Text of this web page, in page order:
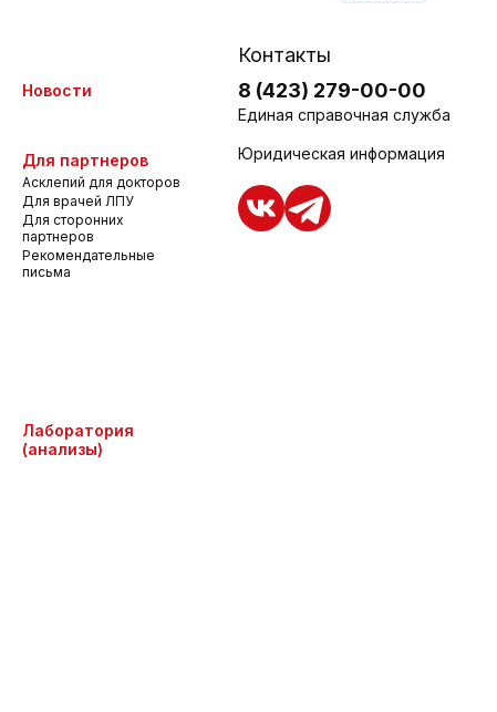
Новости
Для партнеров
Асклепий для докторов
Для врачей ЛПУ
Для сторонних
партнеров
Рекомендательные
письма
Лаборатория
(анализы)
Контакты
8 (423) 279-00-00
Единая справочная служба
Юридическая информация